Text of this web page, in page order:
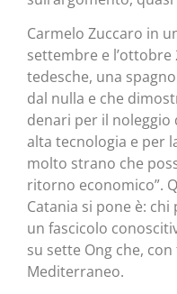
Carmelo Zuccaro in
settembre e
tedesche, una
dal nulla e che
denari per il noleggio
alta tecnologia e per
molto strano che
ritorno economico”.
Catania si pone è:
un fascicolo
su sette Ong che,
Mediterraneo.